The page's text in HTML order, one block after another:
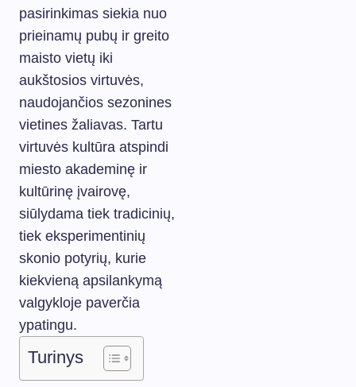
pasirinkimas siekia nuo
prieinamų pubų ir greito
maisto vietų iki
aukštosios virtuvės,
naudojančios sezonines
vietines žaliavas. Tartu
virtuvės kultūra atspindi
miesto akademinę ir
kultūrinę įvairovę,
siūlydama tiek tradicinių,
tiek eksperimentinių
skonio potyrių, kurie
kiekvieną apsilankymą
valgykloje paverčia
ypatingu.
Turinys